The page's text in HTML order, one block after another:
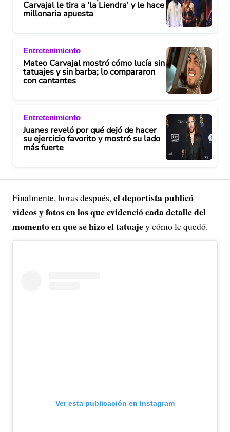
Carvajal le tira a 'la Liendra' y le hace
millonaria apuesta
Entretenimiento
Mateo Carvajal mostró cómo lucía sin
tatuajes y sin barba; lo compararon
con cantantes
Entretenimiento
Juanes reveló por qué dejó de hacer
su ejercicio favorito y mostró su lado
más fuerte
Finalmente, horas después,el deportista publicó
videos y fotos en los que evidenció cada detalle del
momento en que se hizo el tatuajey cómo le quedó.
Ver esta publicación en Instagram